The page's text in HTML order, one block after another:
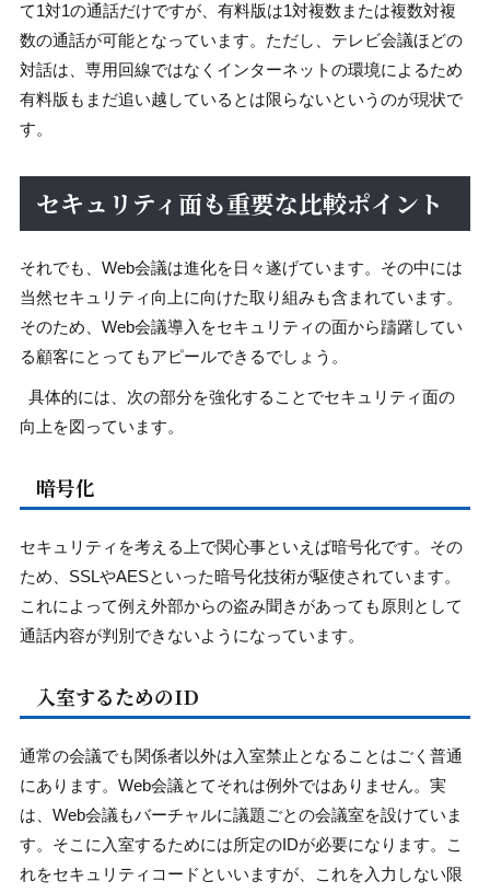
て1対1の通話だけですが、有料版は1対複数または複数対複
数の通話が可能となっています。ただし、テレビ会議ほどの
対話は、専用回線ではなくインターネットの環境によるため
有料版もまだ追い越しているとは限らないというのが現状で
す。
セキュリティ面も重要な比較ポイント
それでも、Web会議は進化を日々遂げています。その中には
当然セキュリティ向上に向けた取り組みも含まれています。
そのため、Web会議導入をセキュリティの面から躊躇してい
る顧客にとってもアピールできるでしょう。
具体的には、次の部分を強化することでセキュリティ面の
向上を図っています。
暗号化
セキュリティを考える上で関心事といえば暗号化です。その
ため、SSLやAESといった暗号化技術が駆使されています。
これによって例え外部からの盗み聞きがあっても原則として
通話内容が判別できないようになっています。
入室するためのID
通常の会議でも関係者以外は入室禁止となることはごく普通
にあります。Web会議とてそれは例外ではありません。実
は、Web会議もバーチャルに議題ごとの会議室を設けていま
す。そこに入室するためには所定のIDが必要になります。こ
れをセキュリティコードといいますが、これを入力しない限